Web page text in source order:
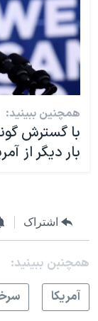
همچنین ببینید:
با گسترش
بار دیگر از
اشتراک
همچنبن ببینید:
آمريکا